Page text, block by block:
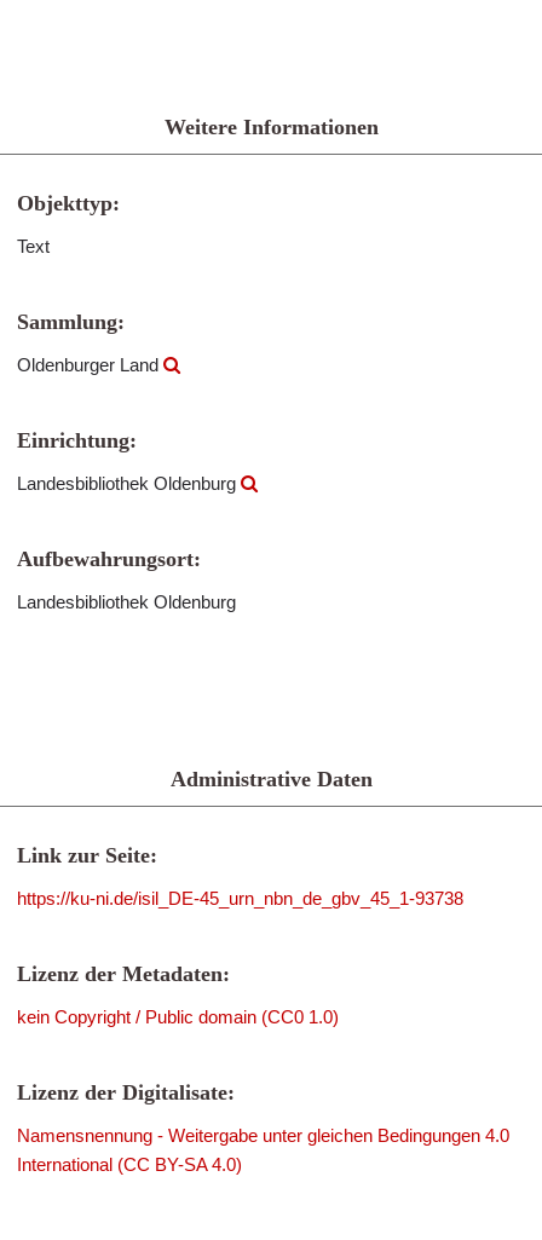
Weitere Informationen
Objekttyp:
Text
Sammlung:
Oldenburger Land
Einrichtung:
Landesbibliothek Oldenburg
Aufbewahrungsort:
Landesbibliothek Oldenburg
Administrative Daten
Link zur Seite:
https://ku-ni.de/isil_DE-45_urn_nbn_de_gbv_45_1-93738
Lizenz der Metadaten:
kein Copyright / Public domain (CC0 1.0)
Lizenz der Digitalisate:
Namensnennung - Weitergabe unter gleichen Bedingungen 4.0
International (CC BY-SA 4.0)